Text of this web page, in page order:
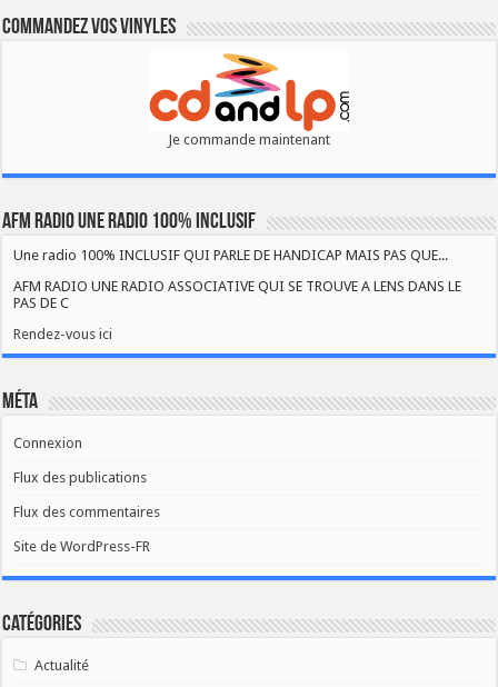
Commandez vos vinyles
Je commande maintenant
AFM RADIO UNE RADIO 100% INCLUSIF
Une radio 100% INCLUSIF QUI PARLE DE HANDICAP MAIS PAS QUE...
AFM RADIO UNE RADIO ASSOCIATIVE QUI SE TROUVE A LENS DANS LE
PAS DE C
Rendez-vous ici
Méta
Connexion
Flux des publications
Flux des commentaires
Site de WordPress-FR
Catégories
Actualité